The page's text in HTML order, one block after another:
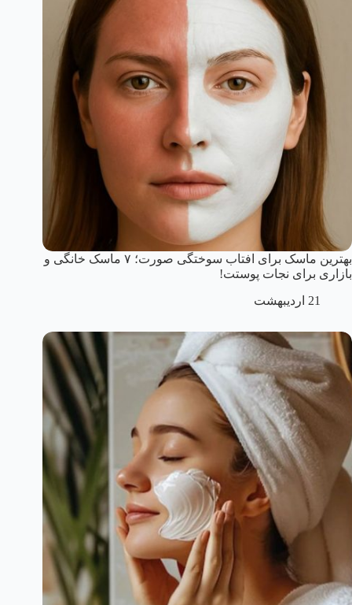
بهترین ماسک برای افتاب سوختگی صورت؛ ۷ ماسک خانگی و
بازاری برای نجات پوستت!
21 اردیبهشت